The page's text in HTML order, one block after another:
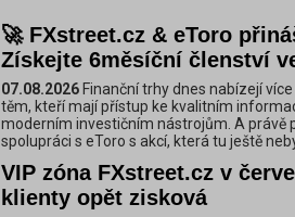
🚀 FXstreet.cz & eToro
Získejte 6měsíční členství
07.08.2026 Finanční trhy dnes nabízejí
těm, kteří mají přístup ke kvalitním
moderním investičním nástrojům. A právě
spolupráci s eToro s akcí, která tu ještě
VIP zóna FXstreet.cz v
klienty opět zisková